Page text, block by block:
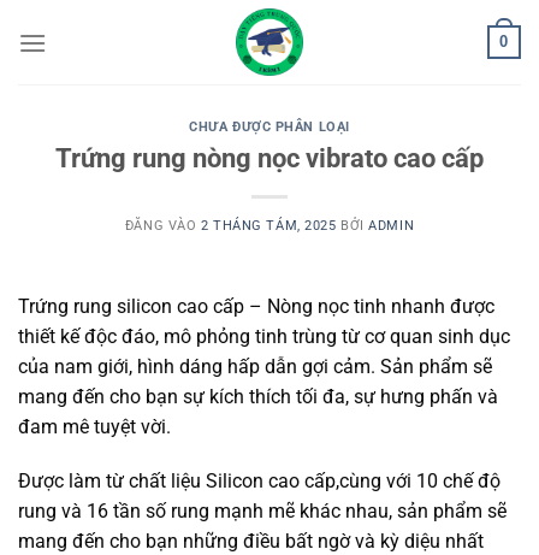
qua
0
CHƯA ĐƯỢC PHÂN LOẠI
Trứng rung nòng nọc vibrato cao cấp
ĐĂNG VÀO 2 THÁNG TÁM, 2025 BỞIADMIN
Trứng rung silicon cao cấp – Nòng nọc tinh nhanh được
thiết kế độc đáo, mô phỏng tinh trùng từ cơ quan sinh dục
của nam giới, hình dáng hấp dẫn gợi cảm. Sản phẩm sẽ
mang đến cho bạn sự kích thích tối đa, sự hưng phấn và
đam mê tuyệt vời.
Được làm từ chất liệu Silicon cao cấp,cùng với 10 chế độ
rung và 16 tần số rung mạnh mẽ khác nhau, sản phẩm sẽ
mang đến cho bạn những điều bất ngờ và kỳ diệu nhất